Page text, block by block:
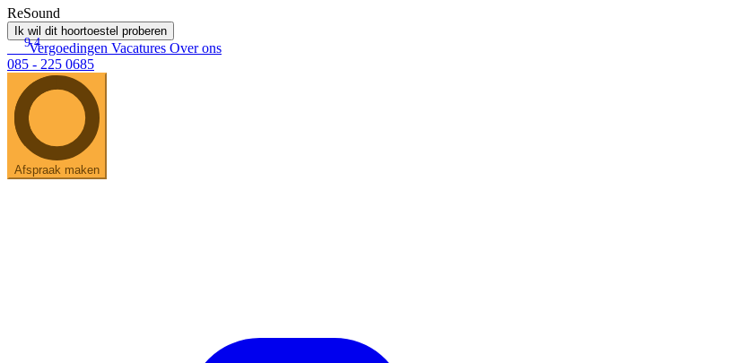
ReSound
Ik wil dit hoortoestel proberen
9.4
Vergoedingen Vacatures Over ons
085 - 225 0685
Afspraak maken